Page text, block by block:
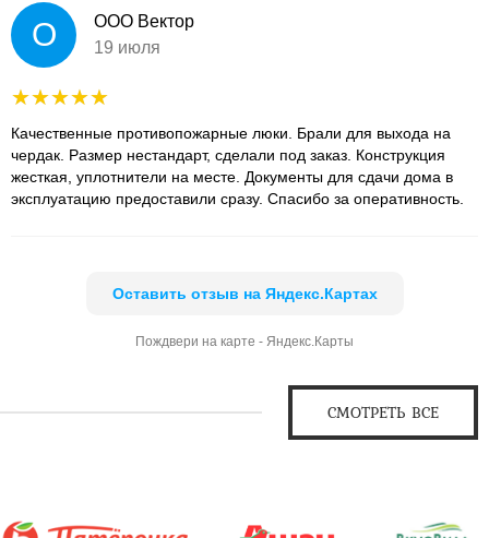
О
ООО Вектор
19 июля
Качественные противопожарные люки. Брали для выхода на
чердак. Размер нестандарт, сделали под заказ. Конструкция
жесткая, уплотнители на месте. Документы для сдачи дома в
эксплуатацию предоставили сразу. Спасибо за оперативность.
Оставить отзыв на Яндекс.Картах
Пождвери на карте - Яндекс.Карты
СМОТРЕТЬ ВСЕ